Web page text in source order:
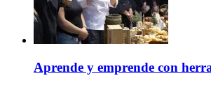
Aprende y emprende con